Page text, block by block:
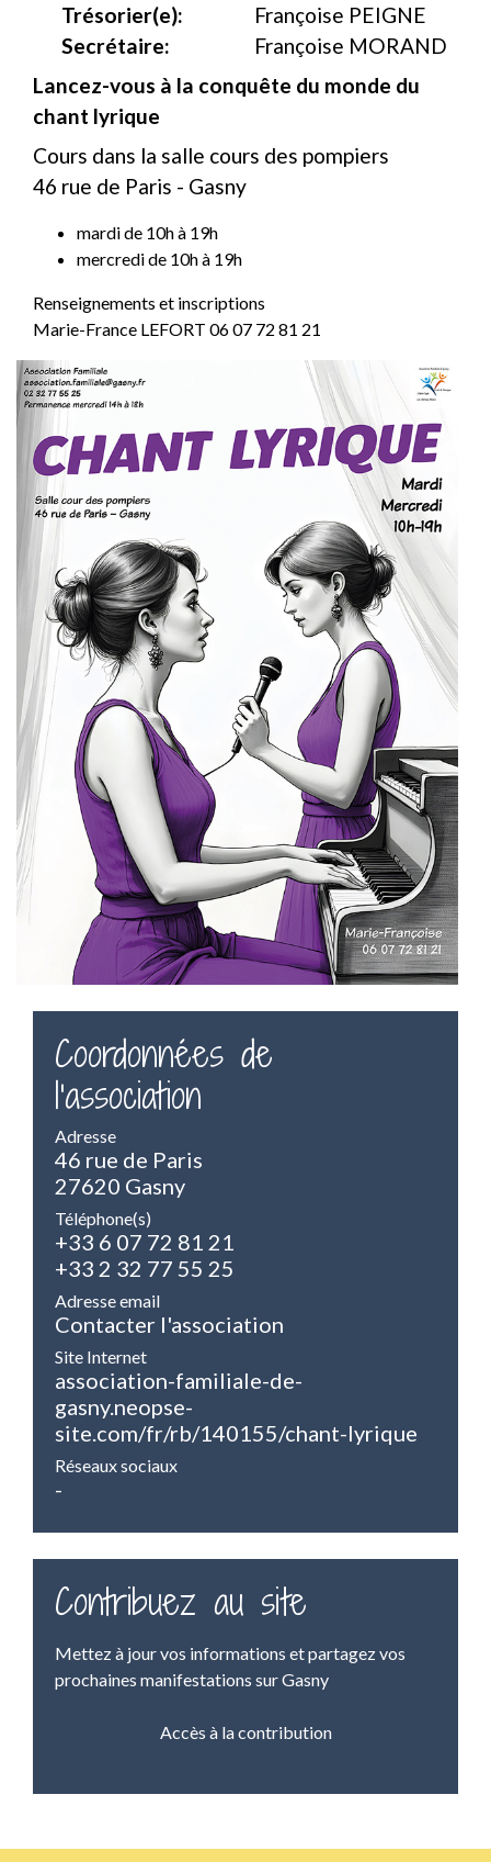
Trésorier(e):
Secrétaire:
Françoise PEIGNE
Françoise MORAND
Lancez-vous à la conquête du monde du
chant lyrique
Cours dans la salle cours des pompiers
46 rue de Paris - Gasny
mardi de 10h à 19h
mercredi de 10h à 19h
Renseignements et inscriptions
Marie-France LEFORT 06 07 72 81 21
Coordonnées de
l'association
Adresse
46 rue de Paris
27620 Gasny
Téléphone(s)
+33 6 07 72 81 21
+33 2 32 77 55 25
Adresse email
Contacter l'association
Site Internet
association-familiale-de-
gasny.neopse-
site.com/fr/rb/140155/chant-lyrique
Réseaux sociaux
-
Contribuez au site
Mettez à jour vos informations et partagez vos
prochaines manifestations sur Gasny
Accès à la contribution